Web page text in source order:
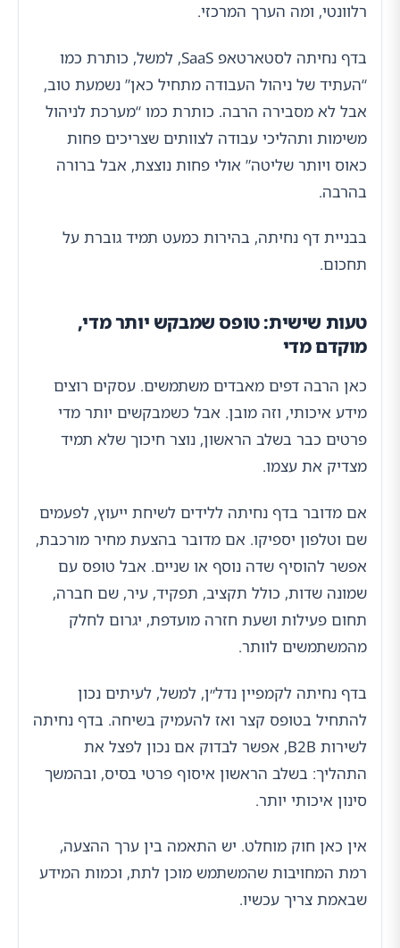
רלוונטי, ומה הערך המרכזי.
בדף נחיתה לסטארטאפ SaaS, למשל, כותרת כמו
“העתיד של ניהול העבודה מתחיל כאן” נשמעת טוב,
אבל לא מסבירה הרבה. כותרת כמו “מערכת לניהול
משימות ותהליכי עבודה לצוותים שצריכים פחות
כאוס ויותר שליטה” אולי פחות נוצצת, אבל ברורה
בהרבה.
בבניית דף נחיתה, בהירות כמעט תמיד גוברת על
תחכום.
טעות שישית: טופס שמבקש יותר מדי,
מוקדם מדי
כאן הרבה דפים מאבדים משתמשים. עסקים רוצים
מידע איכותי, וזה מובן. אבל כשמבקשים יותר מדי
פרטים כבר בשלב הראשון, נוצר חיכוך שלא תמיד
מצדיק את עצמו.
אם מדובר בדף נחיתה ללידים לשיחת ייעוץ, לפעמים
שם וטלפון יספיקו. אם מדובר בהצעת מחיר מורכבת,
אפשר להוסיף שדה נוסף או שניים. אבל טופס עם
שמונה שדות, כולל תקציב, תפקיד, עיר, שם חברה,
תחום פעילות ושעת חזרה מועדפת, יגרום לחלק
מהמשתמשים לוותר.
בדף נחיתה לקמפיין נדל״ן, למשל, לעיתים נכון
להתחיל בטופס קצר ואז להעמיק בשיחה. בדף נחיתה
לשירות B2B, אפשר לבדוק אם נכון לפצל את
התהליך: בשלב הראשון איסוף פרטי בסיס, ובהמשך
סינון איכותי יותר.
אין כאן חוק מוחלט. יש התאמה בין ערך ההצעה,
רמת המחויבות שהמשתמש מוכן לתת, וכמות המידע
שבאמת צריך עכשיו.